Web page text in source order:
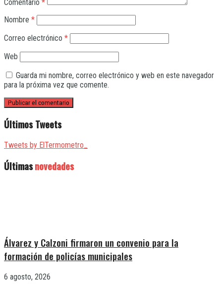
Comentario *
Nombre *
Correo electrónico *
Web
Guarda mi nombre, correo electrónico y web en este navegador
para la próxima vez que comente.
Últimos Tweets
Tweets by ElTermometro_
Últimasnovedades
Álvarez y Calzoni firmaron un convenio para la
formación de policías municipales
6 agosto, 2026